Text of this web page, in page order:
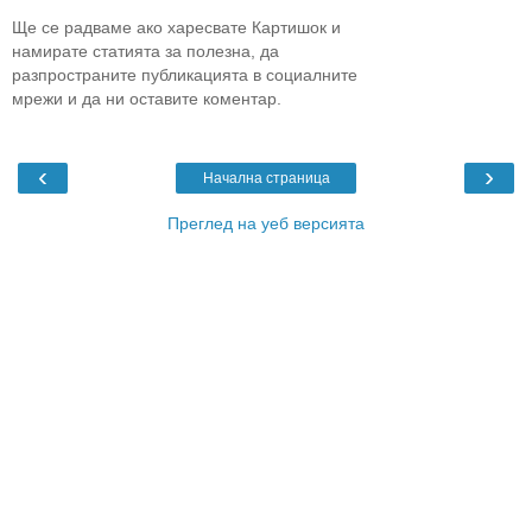
Ще се радваме ако харесвате Картишок и
намирате статията за полезна, да
разпространите публикацията в социалните
мрежи и да ни оставите коментар.
‹ ›
Начална страница
Преглед на уеб версията